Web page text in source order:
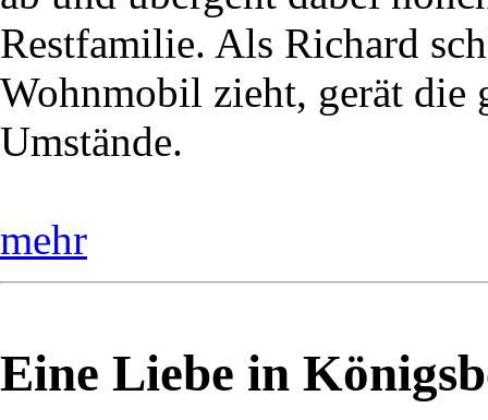
Restfamilie. Als Richard
Wohnmobil zieht, gerät die
Umstände.
mehr
Eine Liebe in